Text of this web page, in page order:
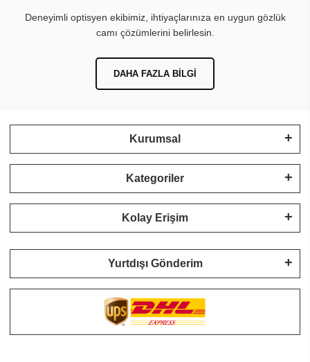
Deneyimli optisyen ekibimiz, ihtiyaçlarınıza en uygun gözlük
camı çözümlerini belirlesin.
DAHA FAZLA BILGI
Kurumsal
Kategoriler
Kolay Erişim
Yurtdışı Gönderim